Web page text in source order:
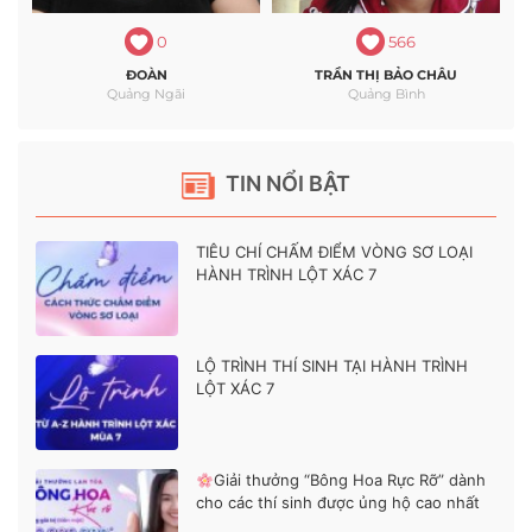
TIN NỔI BẬT
TIÊU CHÍ CHẤM ĐIỂM VÒNG SƠ LOẠI
HÀNH TRÌNH LỘT XÁC 7
LỘ TRÌNH THÍ SINH TẠI HÀNH TRÌNH
LỘT XÁC 7
Giải thưởng “Bông Hoa Rực Rỡ” dành
cho các thí sinh được ủng hộ cao nhất
0
ĐOÀN
Quảng Ngãi
566
TRẦN THỊ BẢO CHÂU
Quảng Bình